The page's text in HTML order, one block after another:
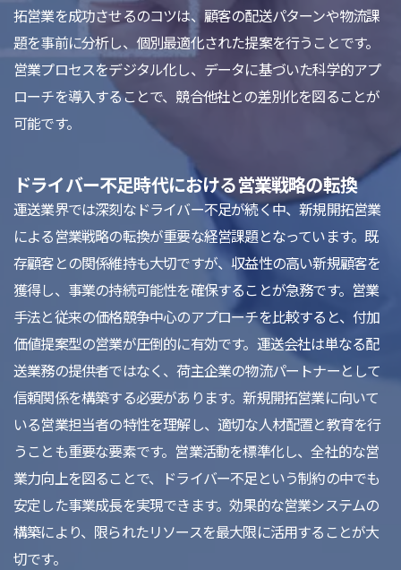
拓営業を成功させるのコツは、顧客の配送パターンや物流課
題を事前に分析し、個別最適化された提案を行うことです。
営業プロセスをデジタル化し、データに基づいた科学的アプ
ローチを導入することで、競合他社との差別化を図ることが
可能です。
ドライバー不足時代における営業戦略の転換
運送業界では深刻なドライバー不足が続く中、新規開拓営業
による営業戦略の転換が重要な経営課題となっています。既
存顧客との関係維持も大切ですが、収益性の高い新規顧客を
獲得し、事業の持続可能性を確保することが急務です。営業
手法と従来の価格競争中心のアプローチを比較すると、付加
価値提案型の営業が圧倒的に有効です。運送会社は単なる配
送業務の提供者ではなく、荷主企業の物流パートナーとして
信頼関係を構築する必要があります。新規開拓営業に向いて
いる営業担当者の特性を理解し、適切な人材配置と教育を行
うことも重要な要素です。営業活動を標準化し、全社的な営
業力向上を図ることで、ドライバー不足という制約の中でも
安定した事業成長を実現できます。効果的な営業システムの
構築により、限られたリソースを最大限に活用することが大
切です。